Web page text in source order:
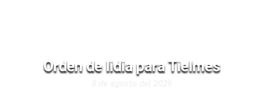
Orden de lidia para Tielmes